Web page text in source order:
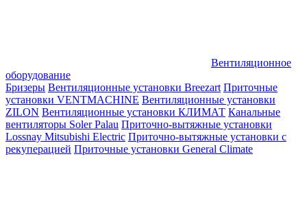
Вентиляционное
оборудование
Бризеры Вентиляционные установки Breezart Приточные
установки VENTMACHINE Вентиляционные установки
ZILON Вентиляционные установки КЛИМАТ Канальные
вентиляторы Soler Palau Приточно-вытяжные установки
Lossnay Mitsubishi Electric Приточно-вытяжные установки с
рекуперацией Приточные установки General Climate